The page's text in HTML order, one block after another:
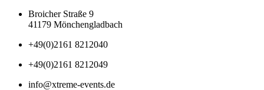
Broicher Straße 9
41179 Mönchengladbach
+49(0)2161 8212040
+49(0)2161 8212049
info@xtreme-events.de